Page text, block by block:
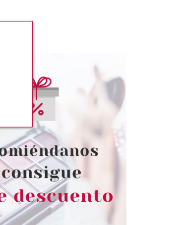
ESSENCE GEL NAIL COLOUR
ESMALTE DE UÑAS 25
POWDER ROOM PARTY
Pvr 1.99€
-20%
desde